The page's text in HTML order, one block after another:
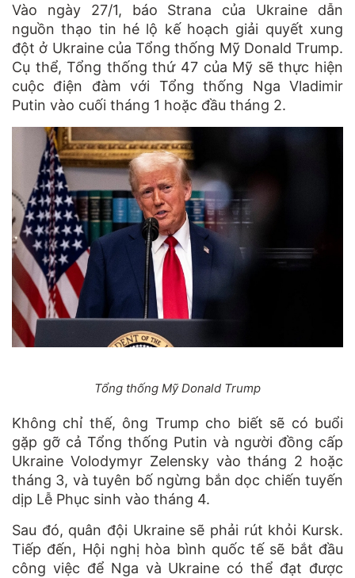
Vào ngày 27/1, báo Strana của Ukraine dẫn
nguồn thạo tin hé lộ kế hoạch giải quyết xung
đột ở Ukraine của Tổng thống Mỹ Donald Trump.
Cụ thể, Tổng thống thứ 47 của Mỹ sẽ thực hiện
cuộc điện đàm với Tổng thống Nga Vladimir
Putin vào cuối tháng 1 hoặc đầu tháng 2.
Tổng thống Mỹ Donald Trump
Không chỉ thế, ông Trump cho biết sẽ có buổi
gặp gỡ cả Tổng thống Putin và người đồng cấp
Ukraine Volodymyr Zelensky vào tháng 2 hoặc
tháng 3, và tuyên bố ngừng bắn dọc chiến tuyến
dịp Lễ Phục sinh vào tháng 4.
Sau đó, quân đội Ukraine sẽ phải rút khỏi Kursk.
Tiếp đến, Hội nghị hòa bình quốc tế sẽ bắt đầu
công việc để Nga và Ukraine có thể đạt được